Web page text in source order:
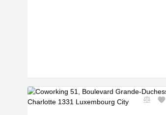
Spezialangebot